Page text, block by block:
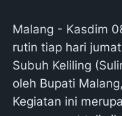
Malang - Kasdim
rutin tiap hari
Subuh Keliling
oleh Bupati
Kegiatan ini